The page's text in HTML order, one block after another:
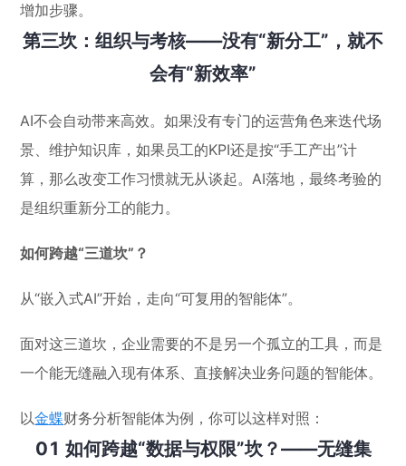
增加步骤。
第三坎：组织与考核——没有“新分工”，就不
会有“新效率”
AI不会自动带来高效。如果没有专门的运营角色来迭代场
景、维护知识库，如果员工的KPI还是按“手工产出”计
算，那么改变工作习惯就无从谈起。AI落地，最终考验的
是组织重新分工的能力。
如何跨越“三道坎”？
从“嵌入式AI”开始，走向“可复用的智能体”。
面对这三道坎，企业需要的不是另一个孤立的工具，而是
一个能无缝融入现有体系、直接解决业务问题的智能体。
以金蝶财务分析智能体为例，你可以这样对照：
01 如何跨越“数据与权限”坎？——无缝集